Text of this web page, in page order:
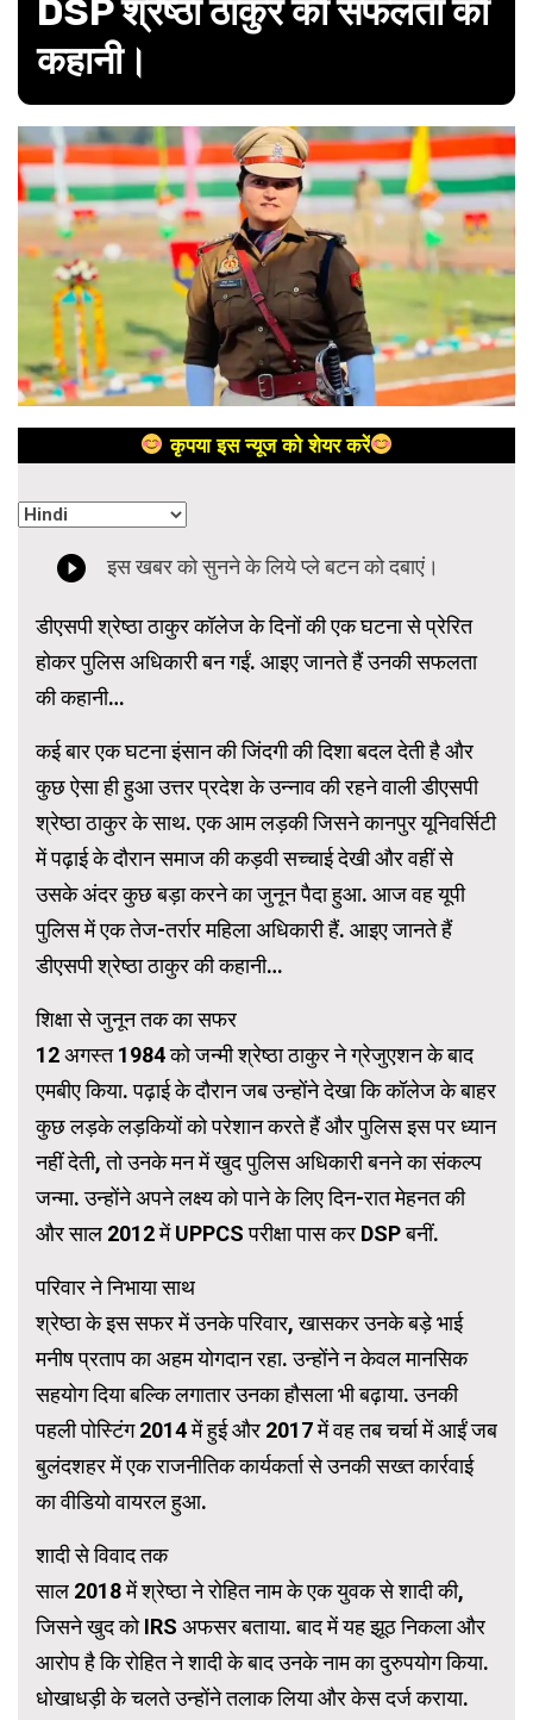
DSP श्रेष्ठा ठाकुर की सफलता की
कहानी।
कृपया इस न्यूज को शेयर करें
डीएसपी श्रेष्ठा ठाकुर कॉलेज के दिनों की एक घटना से प्रेरित
होकर पुलिस अधिकारी बन गईं. आइए जानते हैं उनकी सफलता
की कहानी…
कई बार एक घटना इंसान की जिंदगी की दिशा बदल देती है और
कुछ ऐसा ही हुआ उत्तर प्रदेश के उन्नाव की रहने वाली डीएसपी
श्रेष्‍ठा ठाकुर के साथ. एक आम लड़की जिसने कानपुर यूनिवर्सिटी
में पढ़ाई के दौरान समाज की कड़वी सच्चाई देखी और वहीं से
उसके अंदर कुछ बड़ा करने का जुनून पैदा हुआ. आज वह यूपी
पुलिस में एक तेज-तर्रार महिला अधिकारी हैं. आइए जानते हैं
डीएसपी श्रेष्ठा ठाकुर की कहानी…
शिक्षा से जुनून तक का सफर
12 अगस्त 1984 को जन्मी श्रेष्ठा ठाकुर ने ग्रेजुएशन के बाद
एमबीए किया. पढ़ाई के दौरान जब उन्होंने देखा कि कॉलेज के बाहर
कुछ लड़के लड़कियों को परेशान करते हैं और पुलिस इस पर ध्यान
नहीं देती, तो उनके मन में खुद पुलिस अधिकारी बनने का संकल्प
जन्मा. उन्होंने अपने लक्ष्य को पाने के लिए दिन-रात मेहनत की
और साल 2012 में UPPCS परीक्षा पास कर DSP बनीं.
परिवार ने निभाया साथ
श्रेष्ठा के इस सफर में उनके परिवार, खासकर उनके बड़े भाई
मनीष प्रताप का अहम योगदान रहा. उन्होंने न केवल मानसिक
सहयोग दिया बल्कि लगातार उनका हौसला भी बढ़ाया. उनकी
पहली पोस्टिंग 2014 में हुई और 2017 में वह तब चर्चा में आईं जब
बुलंदशहर में एक राजनीतिक कार्यकर्ता से उनकी सख्त कार्रवाई
का वीडियो वायरल हुआ.
शादी से विवाद तक
साल 2018 में श्रेष्ठा ने रोहित नाम के एक युवक से शादी की,
जिसने खुद को IRS अफसर बताया. बाद में यह झूठ निकला और
आरोप है कि रोहित ने शादी के बाद उनके नाम का दुरुपयोग किया.
धोखाधड़ी के चलते उन्होंने तलाक लिया और केस दर्ज कराया.